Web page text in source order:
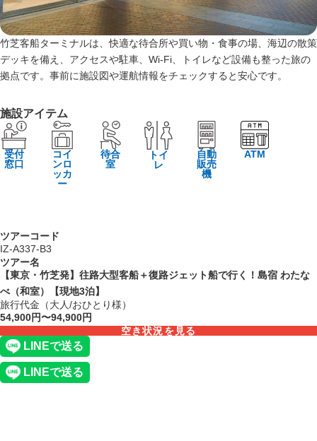
竹芝客船ターミナルは、快適な待合所や買い物・食事の場、海辺の散策
デッキを備え、アクセスや駐車、Wi‑Fi、トイレなど設備も整った旅の
拠点です。事前に施設図や運航情報をチェックすると安心です。
施設アイテム
受付
窓口
コイ
ンロ
ッカ
ー
待合
室
トイ
レ
自動
販売
機
ATM
ツアーコード
IZ-A337-B3
ツアー名
【東京・竹芝発】往路大型客船＋復路ジェット船で行く！島宿 わたな
べ（和室）【現地3泊】
旅行代金（大人/おひとり様）
54,900円〜94,900円
空き状況を見る